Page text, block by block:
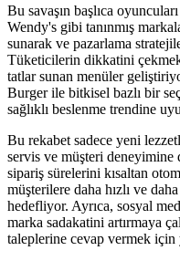
Bu savaşın başlıca
Wendy's gibi tanınmış
sunarak ve pazarlama
Tüketicilerin dikkatini
tatlar sunan menüler
Burger ile bitkisel bazlı bir
sağlıklı beslenme trendine
Bu rekabet sadece yeni
servis ve müşteri
sipariş sürelerini kısaltan
müşterilere daha hızlı ve
hedefliyor. Ayrıca, sosyal
marka sadakatini artırmaya
taleplerine cevap vermek